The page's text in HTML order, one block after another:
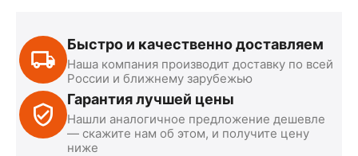
Быстро и качественно доставляем
Наша компания производит доставку по всей
России и ближнему зарубежью
Гарантия лучшей цены
Нашли аналогичное предложение дешевле
— скажите нам об этом, и получите цену
ниже